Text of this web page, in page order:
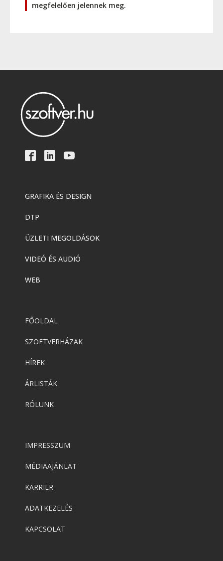
megfelelően jelennek meg.
GRAFIKA ÉS DESIGN
DTP
ÜZLETI MEGOLDÁSOK
VIDEÓ ÉS AUDIÓ
WEB
FŐOLDAL
SZOFTVERHÁZAK
HÍREK
ÁRLISTÁK
RÓLUNK
IMPRESSZUM
MÉDIAAJÁNLAT
KARRIER
ADATKEZELÉS
KAPCSOLAT